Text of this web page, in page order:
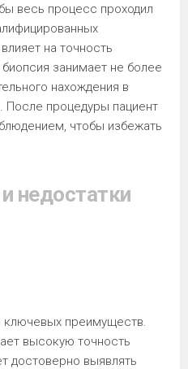
весь процесс проходил
на точность
занимает не более
нахождения в
процедуры пациент
чтобы избежать
недостатки
ключевых преимуществ.
высокую точность
достоверно выявлять